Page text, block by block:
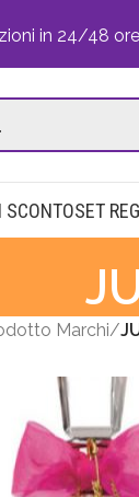
in 24/48
SCONTOSET
Marchi